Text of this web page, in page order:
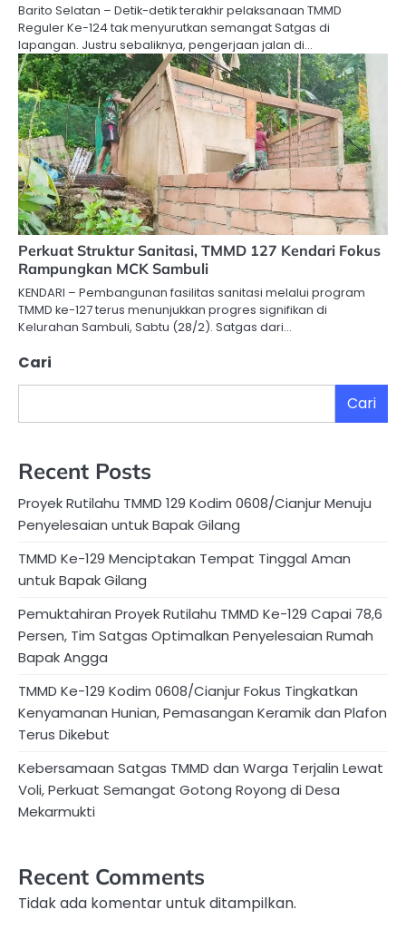
Barito Selatan – Detik-detik terakhir pelaksanaan TMMD
Reguler Ke-124 tak menyurutkan semangat Satgas di
lapangan. Justru sebaliknya, pengerjaan jalan di…
Perkuat Struktur Sanitasi, TMMD 127 Kendari Fokus
Rampungkan MCK Sambuli
KENDARI – Pembangunan fasilitas sanitasi melalui program
TMMD ke-127 terus menunjukkan progres signifikan di
Kelurahan Sambuli, Sabtu (28/2). Satgas dari…
Cari
Cari
Recent Posts
Proyek Rutilahu TMMD 129 Kodim 0608/Cianjur Menuju
Penyelesaian untuk Bapak Gilang
TMMD Ke-129 Menciptakan Tempat Tinggal Aman
untuk Bapak Gilang
Pemuktahiran Proyek Rutilahu TMMD Ke-129 Capai 78,6
Persen, Tim Satgas Optimalkan Penyelesaian Rumah
Bapak Angga
TMMD Ke-129 Kodim 0608/Cianjur Fokus Tingkatkan
Kenyamanan Hunian, Pemasangan Keramik dan Plafon
Terus Dikebut
Kebersamaan Satgas TMMD dan Warga Terjalin Lewat
Voli, Perkuat Semangat Gotong Royong di Desa
Mekarmukti
Recent Comments
Tidak ada komentar untuk ditampilkan.